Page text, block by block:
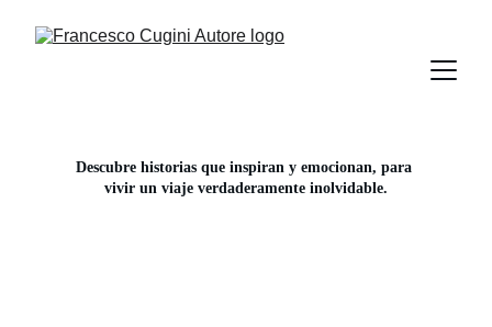
Descubre historias que inspiran y emocionan, para
vivir un viaje verdaderamente inolvidable.